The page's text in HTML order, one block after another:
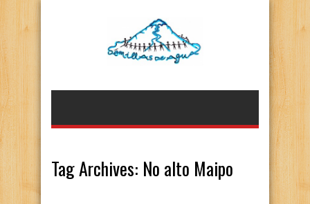
Tag Archives: No alto Maipo